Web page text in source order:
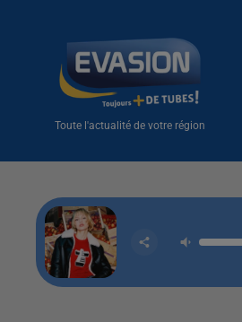
Toute l'actualité de votre région